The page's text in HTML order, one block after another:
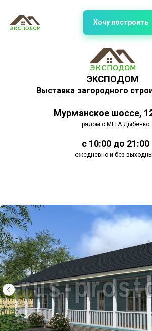
ЭКСПОДОМ
Выставка загородного
Мурманское шоссе,
рядом с МЕГА Дыбенко
с 10:00 до 21:00
ежедневно и без
Хочу построить